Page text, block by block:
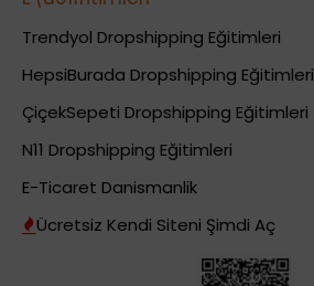
Trendyol Dropshipping Eğitimleri
HepsiBurada Dropshipping Eğitimleri
ÇiçekSepeti Dropshipping Eğitimleri
N11 Dropshipping Eğitimleri
E-Ticaret Danismanlik
Ücretsiz Kendi Siteni Şimdi Aç